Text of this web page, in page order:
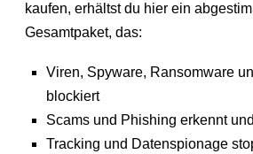
kaufen, erhältst du hier ein
Gesamtpaket, das:
Viren, Spyware, Ransomware
blockiert
Scams und Phishing erkennt
Tracking und Datenspionage